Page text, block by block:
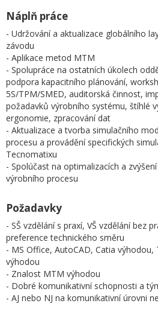
Náplň práce
- Udržování a aktualizace globálního
závodu
- Aplikace metod MTM
- Spolupráce na ostatních úkolech
podpora kapacitního plánování,
5S/TPM/SMED, auditorská činnost,
požadavků výrobního systému, štíhlé
ergonomie, zpracování dat
- Aktualizace a tvorba simulačního
procesu a provádění specifických
Tecnomatixu
- Spolúčast na optimalizacích a
výrobního procesu
Požadavky
- SŠ vzdělání s praxí, VŠ vzdělání bez
preference technického směru
- MS Office, AutoCAD, Catia výhodou,
výhodou
- Znalost MTM výhodou
- Dobré komunikativní schopnosti a
- AJ nebo NJ na komunikativní úrovni